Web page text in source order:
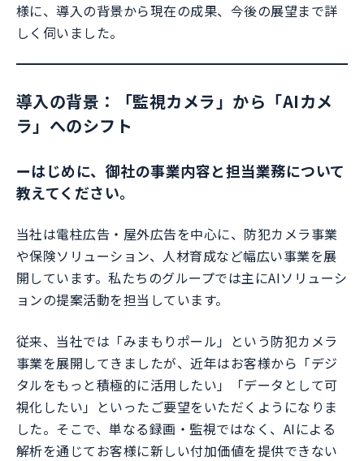
様に、導入の背景から現在の成果、今後の展望まで詳
しく伺いました。
導入の背景：「監視カメラ」から「AIカメ
ラ」へのシフト
ーはじめに、御社の事業内容と担当業務について
教えてください。
当社は電柱広告・屋外広告を中心に、防犯カメラ事業
や保険ソリューション、人材育成など幅広い事業を展
開しています。私たちのグループでは主にAIソリューシ
ョンの提案活動を担当しています。
従来、当社では「みまもりポール」という防犯カメラ
事業を展開してきましたが、近年はお客様から「デジ
タルをもっと積極的に活用したい」「データとして可
視化したい」といったご要望をいただくようになりま
した。そこで、単なる録画・監視ではなく、AIによる
解析を通じてお客様に新しい付加価値を提供できない